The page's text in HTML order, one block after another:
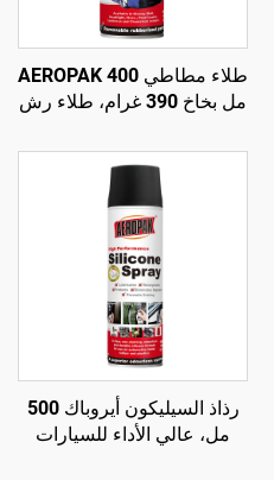
طلاء مطاطي AEROPAK 400
مل بخاخ 390 غرام، طلاء رش
رذاذ السيليكون أيروباك 500
مل، عالي الأداء للسيارات